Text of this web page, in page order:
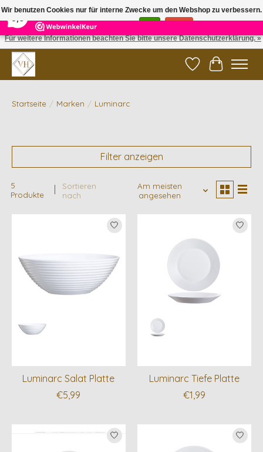
5 Reviews ×
✓ Gratis verzending vanaf €200 | ✓ 14 dagen retourneren
Wunschzettel
Ihr
Startseite / Marken / Luminarc
Filter anzeigen
5
Produkte
Sortieren
nach
Am meisten
angesehen
Luminarc Salat Platte
€5,99
Luminarc Tiefe Platte
€1,99
Wir benutzen Cookies nur für interne Zwecke um den Webshop zu verbessern.
Ist das in Ordnung?
Für weitere Informationen beachten Sie bitte unsere Datenschutzerklärung. »